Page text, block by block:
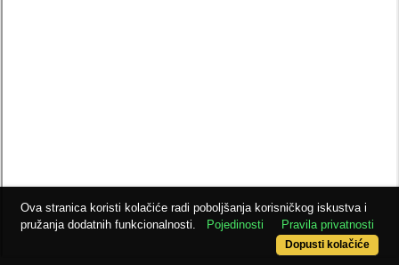
Ova stranica koristi kolačiće radi poboljšanja korisničkog iskustva i
pružanja dodatnih funkcionalnosti.
Pojedinosti Pravila privatnosti
Dopusti kolačiće